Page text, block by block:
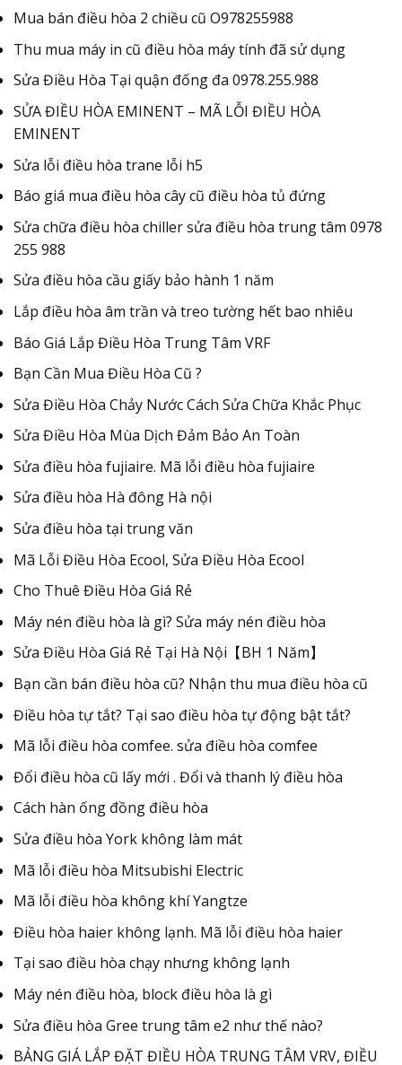
Mua bán điều hòa 2 chiều cũ O978255988
Thu mua máy in cũ điều hòa máy tính đã sử dụng
Sửa Điều Hòa Tại quận đống đa 0978.255.988
SỬA ĐIỀU HÒA EMINENT – MÃ LỖI ĐIỀU HÒA
EMINENT
Sửa lỗi điều hòa trane lỗi h5
Báo giá mua điều hòa cây cũ điều hòa tủ đứng
Sửa chữa điều hòa chiller sửa điều hòa trung tâm 0978
255 988
Sửa điều hòa cầu giấy bảo hành 1 năm
Lắp điều hòa âm trần và treo tường hết bao nhiêu
Báo Giá Lắp Điều Hòa Trung Tâm VRF
Bạn Cần Mua Điều Hòa Cũ ?
Sửa Điều Hòa Chảy Nước Cách Sửa Chữa Khắc Phục
Sửa Điều Hòa Mùa Dịch Đảm Bảo An Toàn
Sửa điều hòa fujiaire. Mã lỗi điều hòa fujiaire
Sửa điều hòa Hà đông Hà nội
Sửa điều hòa tại trung văn
Mã Lỗi Điều Hòa Ecool, Sửa Điều Hòa Ecool
Cho Thuê Điều Hòa Giá Rẻ
Máy nén điều hòa là gì? Sửa máy nén điều hòa
Sửa Điều Hòa Giá Rẻ Tại Hà Nội【BH 1 Năm】
Bạn cần bán điều hòa cũ? Nhận thu mua điều hòa cũ
Điều hòa tự tắt? Tại sao điều hòa tự động bật tắt?
Mã lỗi điều hòa comfee. sửa điều hòa comfee
Đổi điều hòa cũ lấy mới . Đổi và thanh lý điều hòa
Cách hàn ống đồng điều hòa
Sửa điều hòa York không làm mát
Mã lỗi điều hòa Mitsubishi Electric
Mã lỗi điều hòa không khí Yangtze
Điều hòa haier không lạnh. Mã lỗi điều hòa haier
Tại sao điều hòa chạy nhưng không lạnh
Máy nén điều hòa, block điều hòa là gì
Sửa điều hòa Gree trung tâm e2 như thế nào?
BẢNG GIÁ LẮP ĐẶT ĐIỀU HÒA TRUNG TÂM VRV, ĐIỀU